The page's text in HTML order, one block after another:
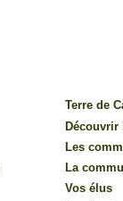
Terre de
Les
La
Vos élus